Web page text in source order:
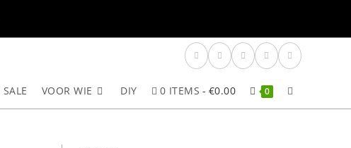
SALE VOOR WIE DIY 0 ITEMS €0.00 0 TOGGLE